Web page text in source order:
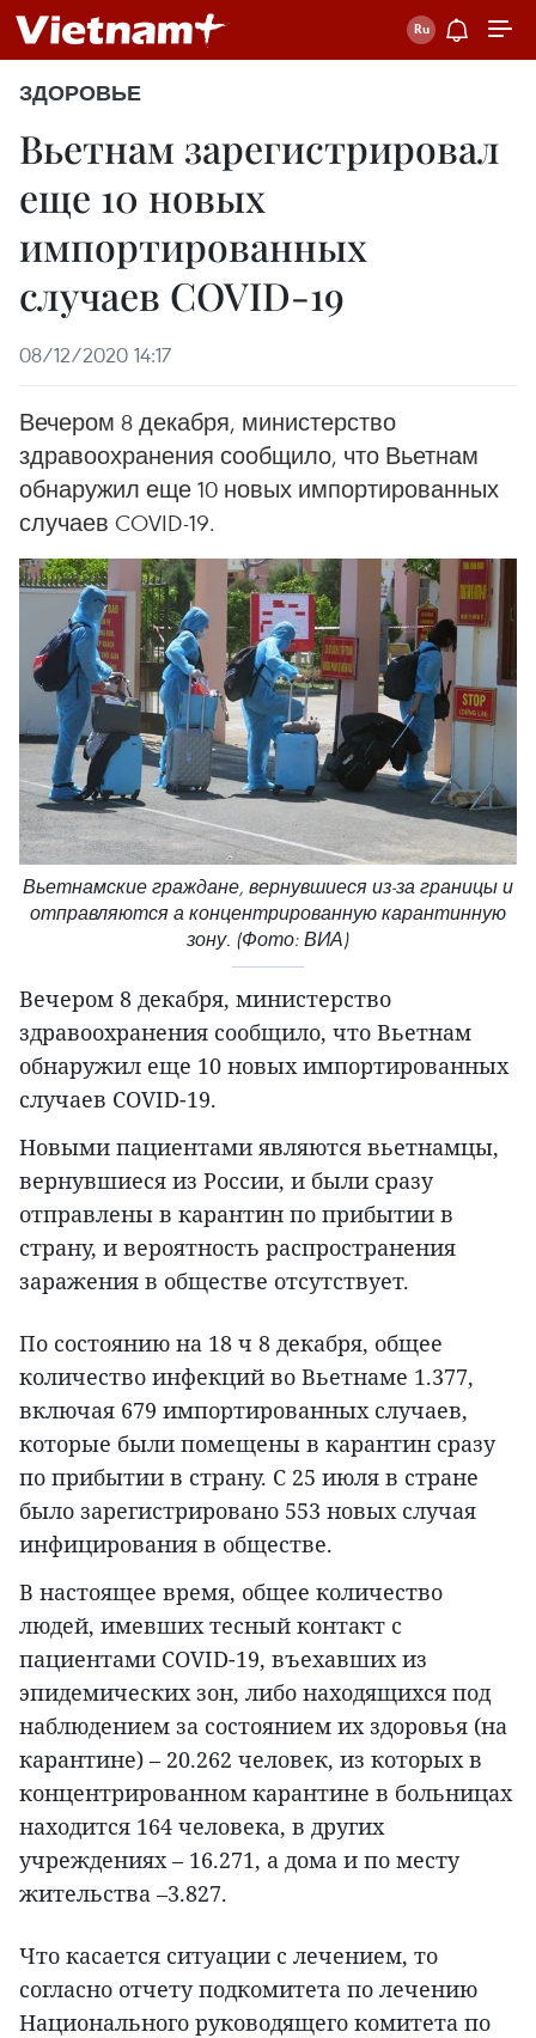
ЗДОРОВЬЕ
Вьетнам зарегистрировал
еще 10 новых
импортированных
случаев COVID-19
08/12/2020 14:17
Вечером 8 декабря, министерство
здравоохранения сообщило, что Вьетнам
обнаружил еще 10 новых импортированных
случаев COVID-19.
Вьетнамские граждане, вернувшиеся из-за границы и
отправляются а концентрированную карантинную
зону. (Фото: ВИА)
Вечером 8 декабря, министерство
здравоохранения сообщило, что Вьетнам
обнаружил еще 10 новых импортированных
случаев COVID-19.
Новыми пациентами являются вьетнамцы,
вернувшиеся из России, и были сразу
отправлены в карантин по прибытии в
страну, и вероятность распространения
заражения в обществе отсутствует.
По состоянию на 18 ч 8 декабря, общее
количество инфекций во Вьетнаме 1.377,
включая 679 импортированных случаев,
которые были помещены в карантин сразу
по прибытии в страну. С 25 июля в стране
было зарегистрировано 553 новых случая
инфицирования в обществе.
В настоящее время, общее количество
людей, имевших тесный контакт с
пациентами COVID-19, въехавших из
эпидемических зон, либо находящихся под
наблюдением за состоянием их здоровья (на
карантине) – 20.262 человек, из которых в
концентрированном карантине в больницах
находится 164 человека, в других
учреждениях – 16.271, а дома и по месту
жительства –3.827.
Что касается ситуации с лечением, то
согласно отчету подкомитета по лечению
Национального руководящего комитета по